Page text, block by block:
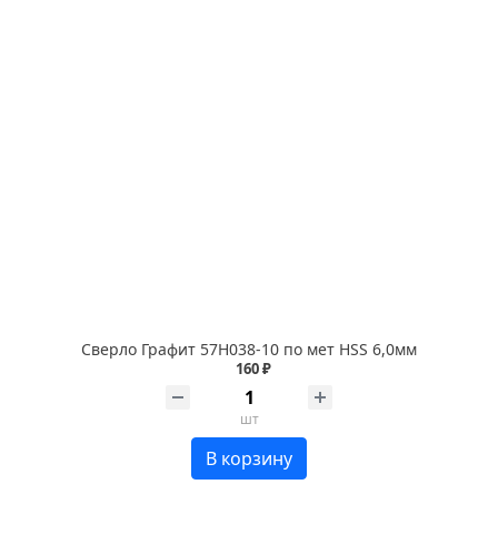
Сверло Графит 57Н038-10 по мет HSS 6,0мм
160 ₽
шт
В корзину